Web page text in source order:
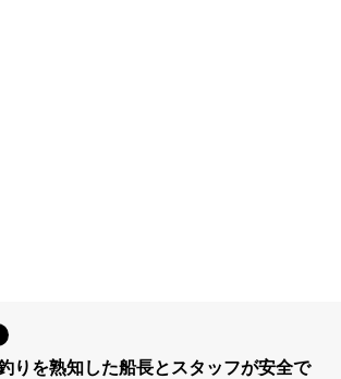
りを熟知した船長とスタッフが安全で